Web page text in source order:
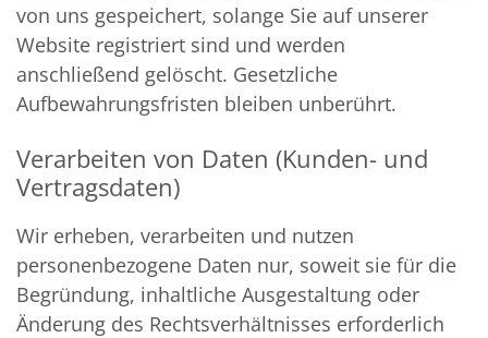
von uns gespeichert, solange Sie auf unserer
Website registriert sind und werden
anschließend gelöscht. Gesetzliche
Aufbewahrungsfristen bleiben unberührt.
Verarbeiten von Daten (Kunden- und
Vertragsdaten)
Wir erheben, verarbeiten und nutzen
personenbezogene Daten nur, soweit sie für die
Begründung, inhaltliche Ausgestaltung oder
Änderung des Rechtsverhältnisses erforderlich